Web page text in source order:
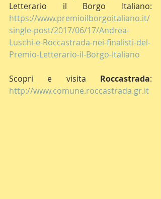
https://www.premioilborgoitaliano.it/
single-post/2017/06/17/Andrea-
Luschi-e-Roccastrada-nei-finalisti-del-
Premio-Letterario-il-Borgo-Italiano
Scopri e visita Roccastrada
http://www.comune.roccastrada.gr.it